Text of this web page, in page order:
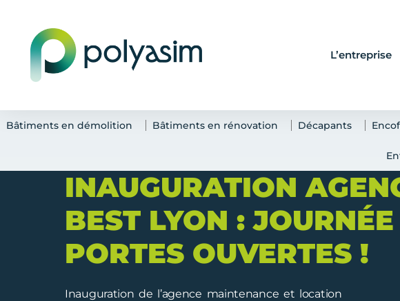
L’entreprise
Bâtiments en démolition Bâtiments en rénovation Décapants
INAUGURATION
BEST LYON : JOURNÉE
PORTES OUVERTES !
Inauguration de l’agence maintenance et location